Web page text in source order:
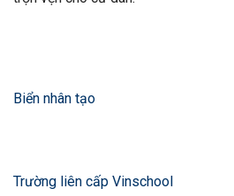
Biển nhân tạo
Trường liên cấp Vinschool